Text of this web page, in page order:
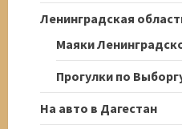
Ленинградская
Маяки
Прогулки по
На авто в Дагестан